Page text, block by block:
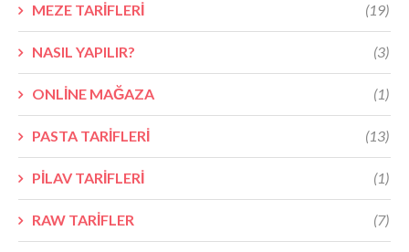
MEZE TARİFLERİ (19)
NASIL YAPILIR? (3)
ONLİNE MAĞAZA (1)
PASTA TARİFLERİ (13)
PİLAV TARİFLERİ (1)
RAW TARİFLER (7)